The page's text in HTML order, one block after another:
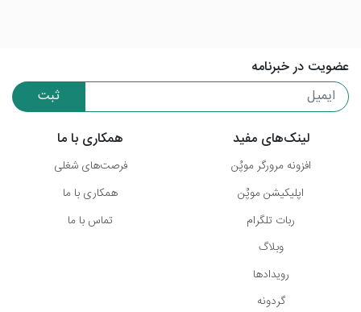
عضویت در خبرنامه
ثبت
لینک‌های مفید
افزونه مرورگر موپُن
اپلیکیشن موپُن
ربات تلگرام
وبلاگ
رویدادها
گردونه
همکاری با ما
فرصت‌های شغلی
همکاری با ما
تماس با ما